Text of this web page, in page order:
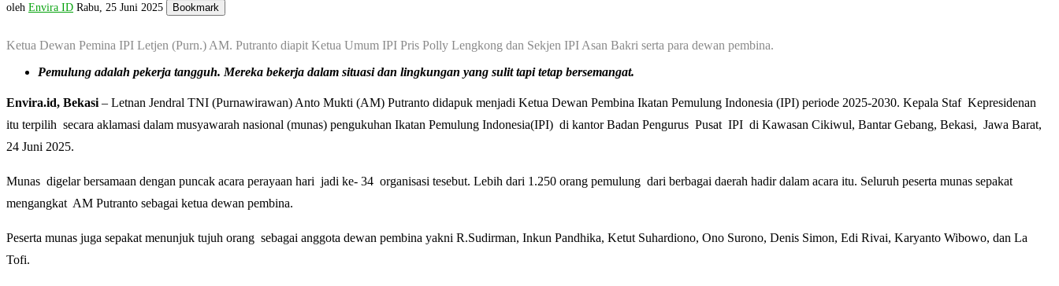
oleh Envira ID Rabu, 25 Juni 2025 Bookmark
Ketua Dewan Pemina IPI Letjen (Purn.) AM. Putranto diapit Ketua Umum IPI Pris Polly Lengkong dan Sekjen IPI Asan Bakri serta para dewan pembina.
Pemulung adalah pekerja tangguh. Mereka bekerja dalam situasi dan lingkungan yang sulit tapi tetap bersemangat.
Envira.id, Bekasi – Letnan Jendral TNI (Purnawirawan) Anto Mukti (AM) Putranto didapuk menjadi Ketua Dewan Pembina Ikatan Pemulung Indonesia (IPI) periode 2025-2030. Kepala Staf Kepresidenan
itu terpilih secara aklamasi dalam musyawarah nasional (munas) pengukuhan Ikatan Pemulung Indonesia(IPI) di kantor Badan Pengurus Pusat IPI di Kawasan Cikiwul, Bantar Gebang, Bekasi, Jawa Barat,
24 Juni 2025.
Munas digelar bersamaan dengan puncak acara perayaan hari jadi ke- 34 organisasi tesebut. Lebih dari 1.250 orang pemulung dari berbagai daerah hadir dalam acara itu. Seluruh peserta munas sepakat
mengangkat AM Putranto sebagai ketua dewan pembina.
Peserta munas juga sepakat menunjuk tujuh orang sebagai anggota dewan pembina yakni R.Sudirman, Inkun Pandhika, Ketut Suhardiono, Ono Surono, Denis Simon, Edi Rivai, Karyanto Wibowo, dan La
Tofi.